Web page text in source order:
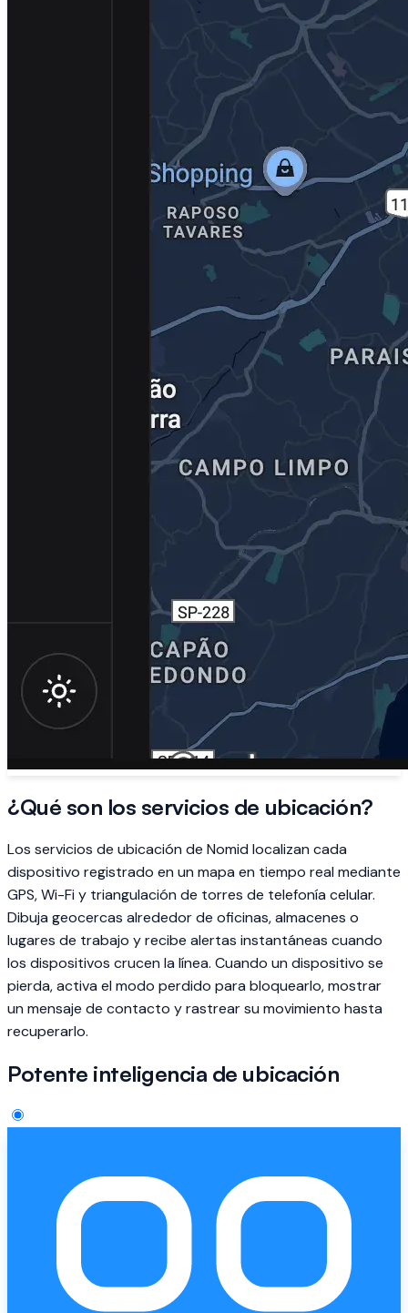
¿Qué son los servicios de ubicación?
Los servicios de ubicación de Nomid localizan cada
dispositivo registrado en un mapa en tiempo real mediante
GPS, Wi-Fi y triangulación de torres de telefonía celular.
Dibuja geocercas alrededor de oficinas, almacenes o
lugares de trabajo y recibe alertas instantáneas cuando
los dispositivos crucen la línea. Cuando un dispositivo se
pierda, activa el modo perdido para bloquearlo, mostrar
un mensaje de contacto y rastrear su movimiento hasta
recuperarlo.
Potente inteligencia de ubicación